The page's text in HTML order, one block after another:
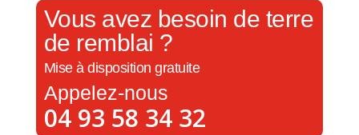
Vous avez besoin de terre
de remblai ?
Mise à disposition gratuite
Appelez-nous
04 93 58 34 32